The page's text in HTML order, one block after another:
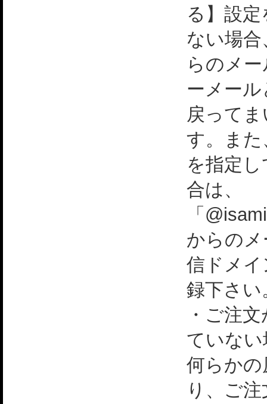
る】設
ない場
らのメ
ーメー
戻って
す。また
を指定
合は、
「
からの
信ドメ
録下さい
・ご注
ていない
何らか
り、ご